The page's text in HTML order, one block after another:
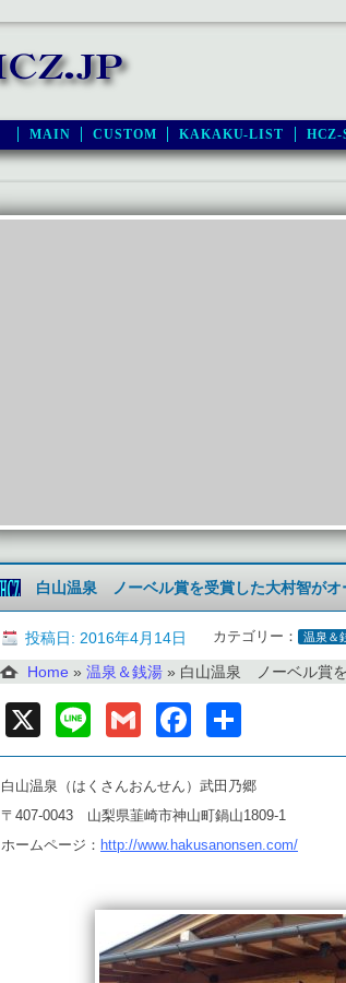
MAIN CUSTOM KAKAKU-LIST HCZ-
白山温泉 ノーベル賞を受賞した大村智が
投稿日: 2016年4月14日 カテゴリー： 温泉＆
Home » 温泉＆銭湯 » 白山温泉 ノーベル賞を
X Line GmailFacebook
有
白山温泉（はくさんおんせん）武田乃郷
〒407-0043 山梨県韮崎市神山町鍋山1809-1
ホームページ： http://www.hakusanonsen.com/